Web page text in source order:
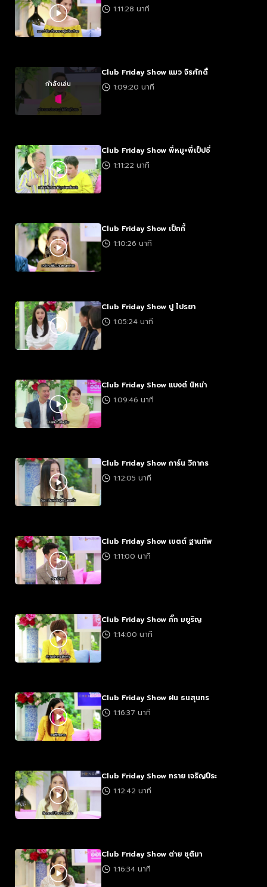
1:11:28 นาที
กำลังเล่น
Club Friday Show แมว จิรศักดิ์
1:09:20 นาที
Club Friday Show พี่หมู+พี่เป็ปซี่
1:11:22 นาที
Club Friday Show เป็กกี้
1:10:26 นาที
Club Friday Show ปู ไปรยา
1:05:24 นาที
Club Friday Show แบงต์ นิหน่า
1:09:46 นาที
Club Friday Show การ์น วิถากร
1:12:05 นาที
Club Friday Show เขตต์ ฐานทัพ
1:11:00 นาที
Club Friday Show กิ๊ก มยูริญ
1:14:00 นาที
Club Friday Show ฝน ธนสุนทร
1:16:37 นาที
Club Friday Show ทราย เจริญปึระ
1:12:42 นาที
Club Friday Show ต่าย ชุติมา
1:16:34 นาที